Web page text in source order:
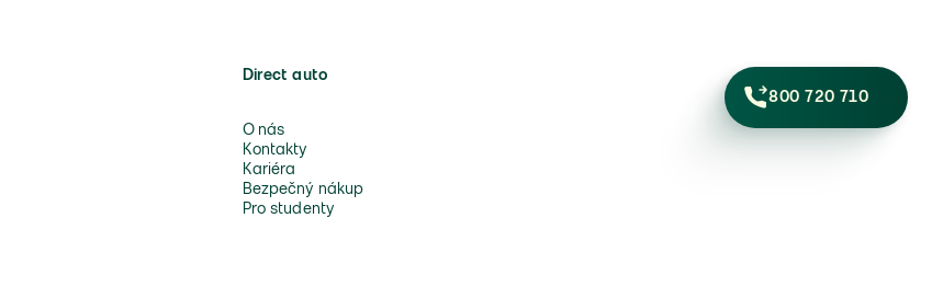
Direct auto
O nás
Kontakty
Kariéra
Bezpečný nákup
Pro studenty
800 720 710